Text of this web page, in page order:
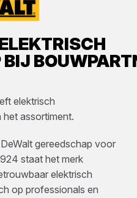
BIJ
elektrisch
het assortiment.
gereedschap voor
staat het merk
elektrisch
op professionals en